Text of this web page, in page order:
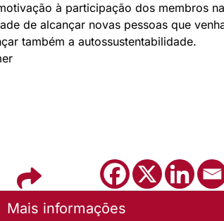
à participação dos membros
de alcançar novas pessoas que
também a autossustentabilidade.
Mais informações